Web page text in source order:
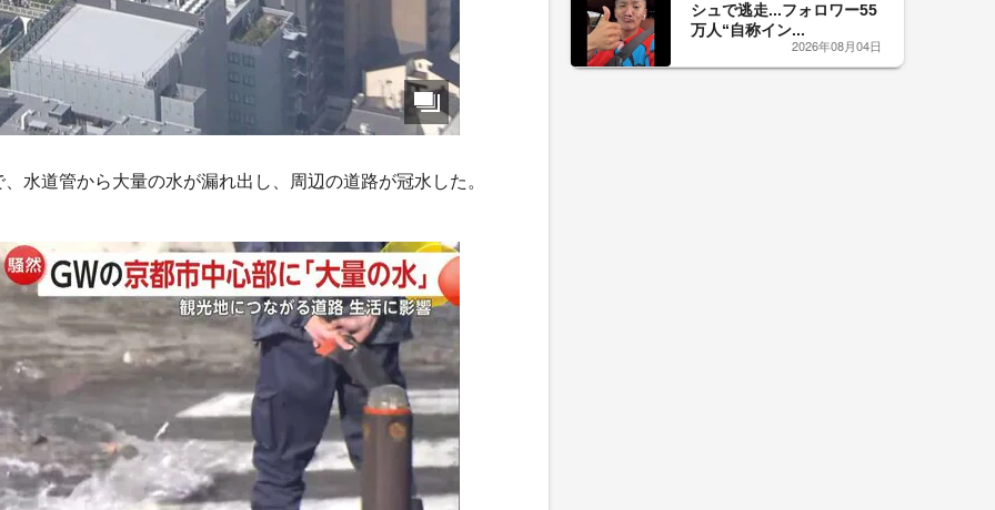
水道管から大量の水が漏れ出し、周辺の道路が冠水した。
シュで逃走...フォロワー55
万人“自称イン...
2026年08月04日